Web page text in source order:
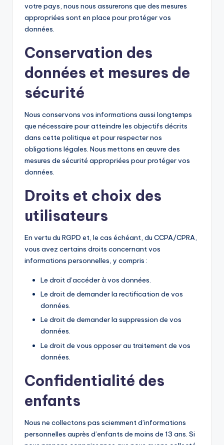
votre pays, nous nous assurerons que des mesures
appropriées sont en place pour protéger vos
données.
Conservation des
données et mesures de
sécurité
Nous conservons vos informations aussi longtemps
que nécessaire pour atteindre les objectifs décrits
dans cette politique et pour respecter nos
obligations légales. Nous mettons en œuvre des
mesures de sécurité appropriées pour protéger vos
données.
Droits et choix des
utilisateurs
En vertu du RGPD et, le cas échéant, du CCPA/CPRA,
vous avez certains droits concernant vos
informations personnelles, y compris :
Le droit d’accéder à vos données.
Le droit de demander la rectification de vos
données.
Le droit de demander la suppression de vos
données.
Le droit de vous opposer au traitement de vos
données.
Confidentialité des
enfants
Nous ne collectons pas sciemment d’informations
personnelles auprès d’enfants de moins de 13 ans. Si